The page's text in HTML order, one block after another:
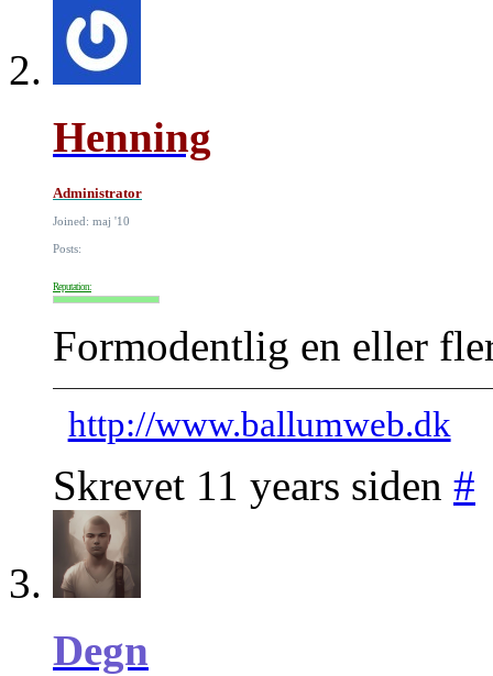
Henning
Administrator
Joined: maj '10
Posts:
Reputation:
Formodentlig en eller
http://www.ballumweb.dk
Skrevet 11 years siden #
Degn